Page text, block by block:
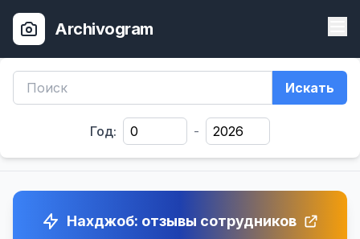
Archivogram
Искать
Год: -
Нахджоб: отзывы сотрудников